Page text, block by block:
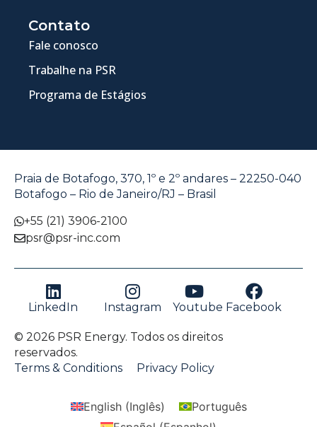
Contato
Fale conosco
Trabalhe na PSR
Programa de Estágios
Praia de Botafogo, 370, 1º e 2º andares – 22250-040
Botafogo – Rio de Janeiro/RJ – Brasil
+55 (21) 3906-2100
psr@psr-inc.com
LinkedIn Instagram Youtube Facebook
© 2026 PSR Energy. Todos os direitos
reservados.
Terms & Conditions
Privacy Policy
English(Inglês)
Português